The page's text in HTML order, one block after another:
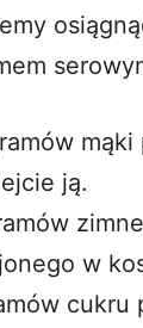
mąki
ją.
w
cukru